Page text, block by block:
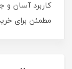
کاربرد آسان و
مطمئن برای